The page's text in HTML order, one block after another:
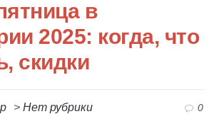
в
2025: когда, что
скидки
> Нет рубрики 0